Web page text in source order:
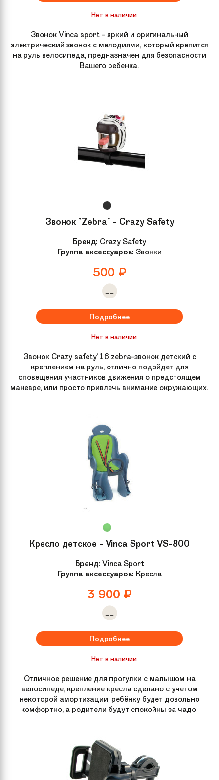
Нет в наличии
Звонок Vinca sport - яркий и оригинальный
электрический звонок с мелодиями, который крепится
на руль велосипеда, предназначен для безопасности
Вашего ребенка.
Звонок "Zebra" - Crazy Safety
Бренд: Crazy Safety
Группа аксессуаров: Звонки
500 ₽
Подробнее
Нет в наличии
Звонок Crazy safety'16 zebra-звонок детский с
креплением на руль, отлично подойдет для
оповещения участников движения о предстоящем
маневре, или просто привлечь внимание окружающих.
Кресло детское - Vinca Sport VS-800
Бренд: Vinca Sport
Группа аксессуаров: Кресла
3 900 ₽
Подробнее
Нет в наличии
Отличное решение для прогулки с малышом на
велосипеде, крепление кресла сделано с учетом
некоторой амортизации, ребёнку будет довольно
комфортно, а родители будут спокойны за чадо.